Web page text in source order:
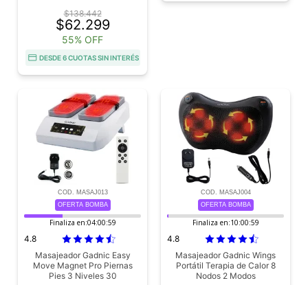
$138.442
$62.299
55% OFF
DESDE 6 CUOTAS SIN INTERÉS
COD. MASAJ013
OFERTA BOMBA
Finaliza en:04:00:58
4.8
Masajeador Gadnic Easy
Move Magnet Pro Piernas
Pies 3 Niveles 30
COD. MASAJ004
OFERTA BOMBA
Finaliza en:10:00:58
4.8
Masajeador Gadnic Wings
Portátil Terapia de Calor 8
Nodos 2 Modos